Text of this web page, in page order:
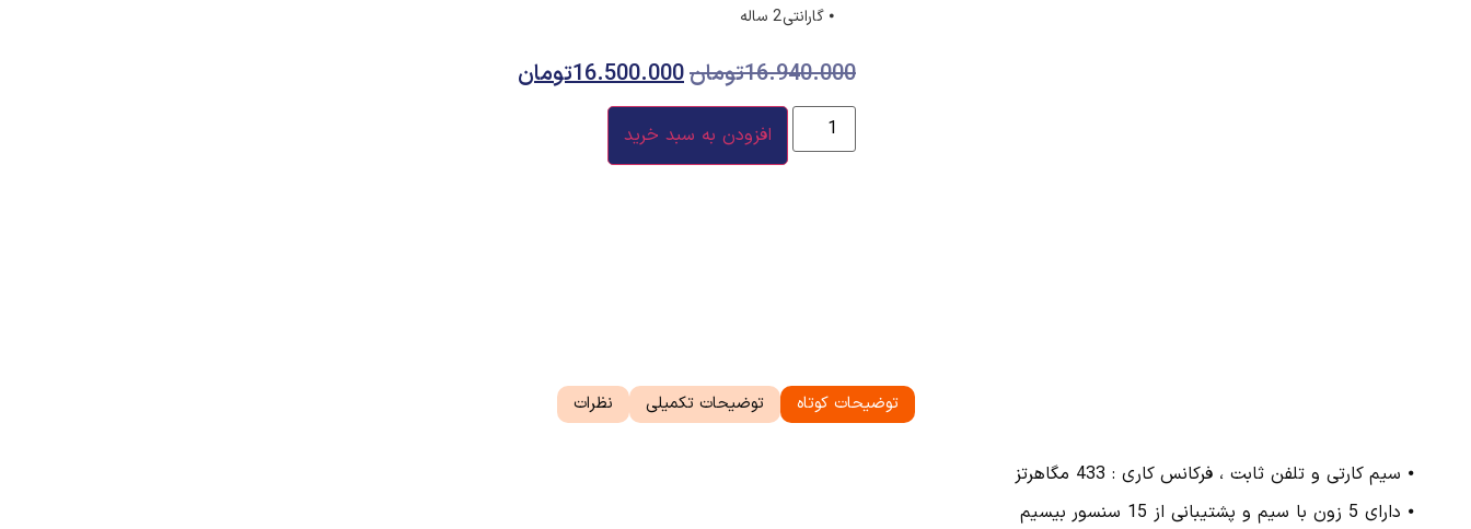
⦁ گارانتی 2 ساله
16.940.000تومان16.500.000تومان
افزودن به سبد خرید
توضیحات کوتاه توضیحات تکمیلی نظرات
⦁ سیم کارتی و تلفن ثابت ، فرکانس کاری : 433 مگاهرتز
⦁ دارای 5 زون با سیم و پشتیبانی از 15 سنسور بیسیم